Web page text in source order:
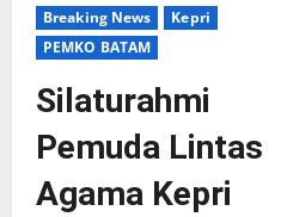
Breaking News
Kepri
PEMKO BATAM
Silaturahmi
Pemuda Lintas
Agama Kepri